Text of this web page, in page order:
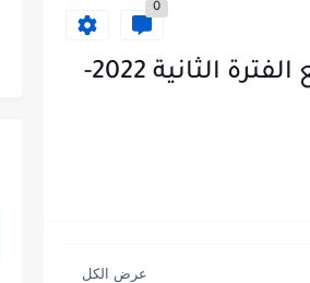
الثاني...
الفصل...
0
نموذج اجابة اختبار اللغة الانجليزية للصف السابع الفترة الثانية 2022-